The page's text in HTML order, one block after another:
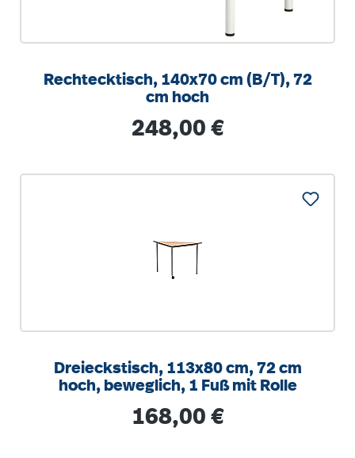
Rechtecktisch, 140x70 cm (B/T), 72
cm hoch
Regulärer Preis:
248,00 €
Dreieckstisch, 113x80 cm, 72 cm
hoch, beweglich, 1 Fuß mit Rolle
Regulärer Preis:
168,00 €